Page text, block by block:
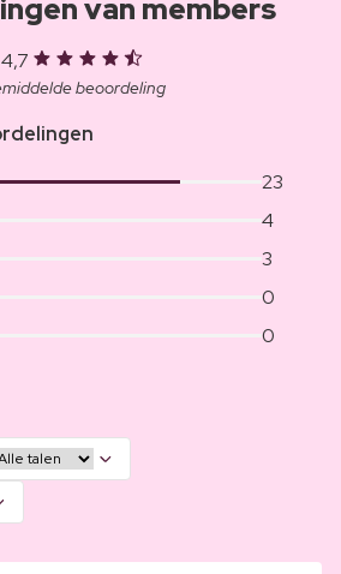
van members
4,7
beoordeling
23
4
3
0
0